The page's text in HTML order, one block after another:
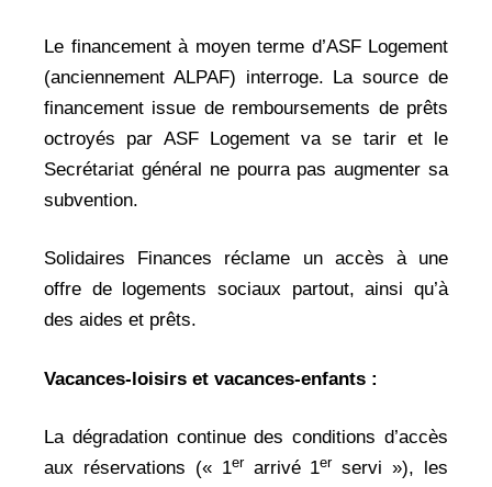
Le financement à moyen terme d’ASF Logement
(anciennement ALPAF) interroge. La source de
financement issue de remboursements de prêts
octroyés par ASF Logement va se tarir et le
Secrétariat général ne pourra pas augmenter sa
subvention.
Solidaires Finances réclame un accès à une
offre de logements sociaux partout, ainsi qu’à
des aides et prêts.
Vacances-loisirs et vacances-enfants :
La dégradation continue des conditions d’accès
aux réservations (« 1erarrivé 1erservi »), les